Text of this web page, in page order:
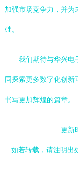
加强市场竞争力，并
础。
我们期待与华兴电
同探索更多数字化创新
书写更加辉煌的篇章。
更新
如若转载，请注明出